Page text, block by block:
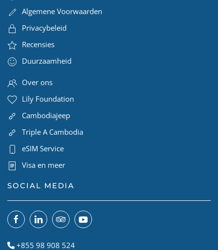
Algemene Voorwaarden
Privacybeleid
Recensies
Duurzaamheid
Over ons
Lily Foundation
Cambodiajeep
Triple A Cambodia
eSIM Service
Visa en meer
SOCIAL MEDIA
+855 98 908 524